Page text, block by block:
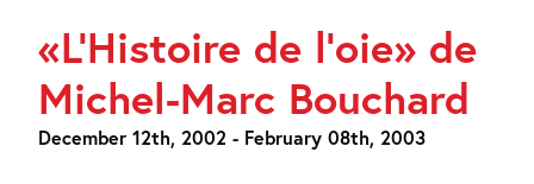
f i
EN
L’OIE»
DE
MARC
BOUCHARD
«L’Histoire de l’oie» de
Michel-Marc Bouchard
December 12th, 2002 - February 08th, 2003